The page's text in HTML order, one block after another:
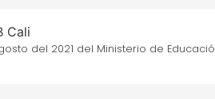
Cali
del 2021 del Ministerio de